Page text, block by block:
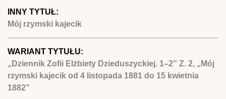
INNY TYTUŁ:
Mój rzymski kajecik
WARIANT TYTUŁU:
„Dziennik Zofii Elżbiety Dzieduszyckiej. 1–2” Z. 2, „Mój
rzymski kajecik od 4 listopada 1881 do 15 kwietnia
1882”